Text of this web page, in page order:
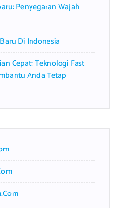
Penyegaran Wajah
Di Indonesia
Cepat: Teknologi Fast
Anda Tetap